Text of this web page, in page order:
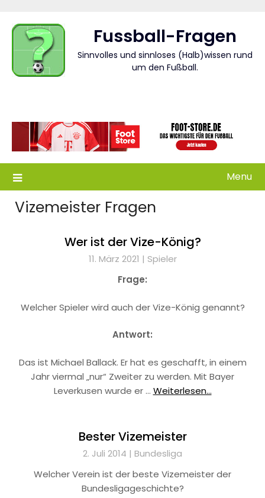
content
Fussball-Fragen
Sinnvolles und sinnloses (Halb)wissen rund
um den Fußball.
Menu
Vizemeister Fragen
Wer ist der Vize-König?
11. März 2021 | Spieler
Frage:
Welcher Spieler wird auch der Vize-König genannt?
Antwort:
Das ist Michael Ballack. Er hat es geschafft, in einem
Jahr viermal „nur“ Zweiter zu werden. Mit Bayer
Leverkusen wurde er … Weiterlesen...
Bester Vizemeister
2. Juli 2014 | Bundesliga
Welcher Verein ist der beste Vizemeister der
Bundesligageschichte?